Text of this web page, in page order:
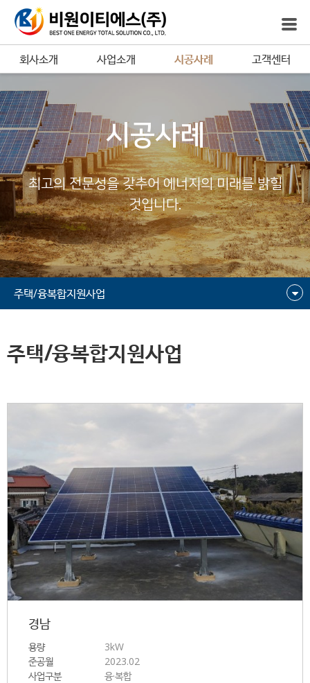
회사소개 사업소개 시공사례 고객센터
시공사례
최고의 전문성을 갖추어 에너지의 미래를 밝힐
것입니다.
주택/융복합지원사업
주택/융복합지원사업
경남
용량
3kW
준공월
2023.02
사업구분
융·복합